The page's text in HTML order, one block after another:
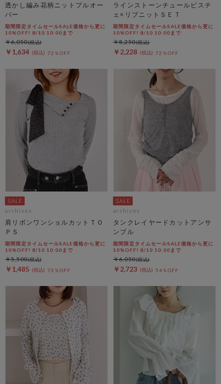
透かし編み花柄ニットプルオー
バー
期間限定タイムセールSALE価格から更に
10%OFF! 8/10 10:00まで
￥1,634 72％OFF
￥6,050
ラインストーンチュールビスチ
ェ×リブニットＳＥＴ
期間限定タイムセールSALE価格から更に
10%OFF! 8/10 10:00まで
￥2,228 72％OFF
￥8,250
archives
肩リボンワンショルカットＴＯ
ＰＳ
期間限定タイムセールSALE価格から更に
10%OFF! 8/10 10:00まで
￥1,485 73％OFF
￥5,500
archives
タンクレイヤードカットアンサ
ンブル
期間限定タイムセールSALE価格から更に
10%OFF! 8/10 10:00まで
￥2,723 54％OFF
￥6,050